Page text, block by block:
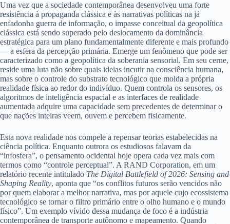
Uma vez que a sociedade contemporânea desenvolveu uma forte
resistência à propaganda clássica e às narrativas políticas na já
enfadonha guerra de informação, o impasse conceitual da geopolítica
clássica está sendo superado pelo deslocamento da dominância
estratégica para um plano fundamentalmente diferente e mais profundo
— a esfera da percepção primária. Emerge um fenômeno que pode ser
caracterizado como a geopolítica da soberania sensorial. Em seu cerne,
reside uma luta não sobre quais ideias incutir na consciência humana,
mas sobre o controle do substrato tecnológico que molda a própria
realidade física ao redor do indivíduo. Quem controla os sensores, os
algoritmos de inteligência espacial e as interfaces de realidade
aumentada adquire uma capacidade sem precedentes de determinar o
que nações inteiras veem, ouvem e percebem fisicamente.
Esta nova realidade nos compele a repensar teorias estabelecidas na
ciência política. Enquanto outrora os estudiosos falavam da
“infosfera”, o pensamento ocidental hoje opera cada vez mais com
termos como “controle perceptual”. A RAND Corporation, em um
relatório recente intitulado The Digital Battlefield of 2026: Sensing and
Shaping Reality, aponta que “os conflitos futuros serão vencidos não
por quem elaborar a melhor narrativa, mas por aquele cujo ecossistema
tecnológico se tornar o filtro primário entre o olho humano e o mundo
físico”. Um exemplo vívido dessa mudança de foco é a indústria
contemporânea de transporte autônomo e mapeamento. Quando